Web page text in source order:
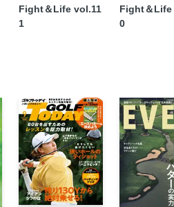
［極真会館］第57回全日本空手
う新時代の旗手たち 大秦稜司／
チ～」
［新極真会］第57回全日本空手
フの新怪物が歴史を変えた
絶対女王・鈴木未紘が盤石の3連
キッズ！キッズ！キッズ！
会」
Fight＆Life vol.11
1
Fight＆Life
0